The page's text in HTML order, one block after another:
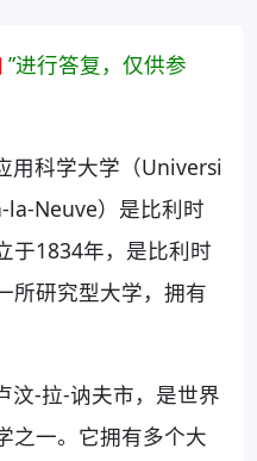
”进行答复，仅供参
用科学大学（Universi
Neuve）是比利时
于1834年，是比利时
所研究型大学，拥有
汶-拉-讷夫市，是世界
之一。它拥有多个大